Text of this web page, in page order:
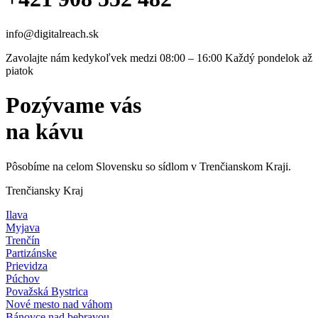
info@digitalreach.sk
Zavolajte nám kedykoľvek medzi 08:00 – 16:00 Každý pondelok až
piatok
Pozývame vás
na kávu
Pôsobíme na celom Slovensku so sídlom v Trenčianskom Kraji.
Trenčiansky Kraj
Ilava
Myjava
Trenčín
Partizánske
Prievidza
Púchov
Považská Bystrica
Nové mesto nad váhom